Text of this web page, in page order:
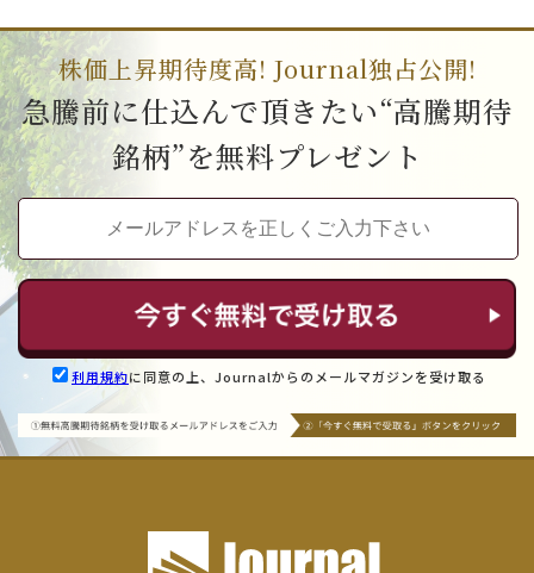
株価上昇期待度高! Journal独占公開!
急騰前に仕込んで頂きたい“高騰期待
銘柄”を無料プレゼント
利用規約に同意の上、Journalからのメールマガジンを受け取る